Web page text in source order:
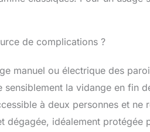
de complications ?
manuel ou électrique des
la vidange en fin
à deux personnes et ne
idéalement protégée